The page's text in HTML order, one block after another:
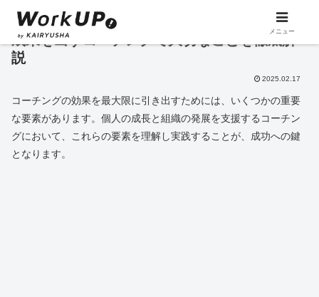
成果を出すコーチングで大切なことを徹底解
説
2025.02.17
コーチングの効果を最大限に引き出すためには、いくつかの重要
な要素があります。個人の成長と組織の発展を支援するコーチン
グにおいて、これらの要素を理解し実践することが、成功への鍵
となります。
メニュー